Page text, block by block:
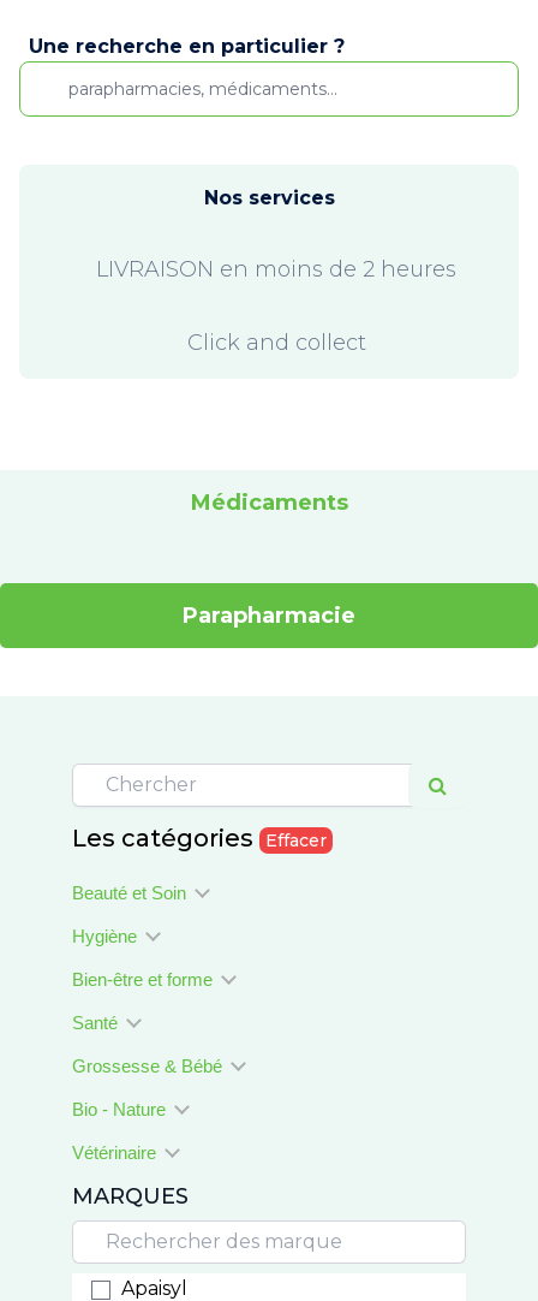
Une recherche en particulier ?
Nos services
LIVRAISON en moins de 2 heures
Click and collect
Médicaments
Parapharmacie
Les catégories Effacer
Beauté et Soin
Hygiène
Bien-être et forme
Santé
Grossesse & Bébé
Bio - Nature
Vétérinaire
MARQUES
Apaisyl